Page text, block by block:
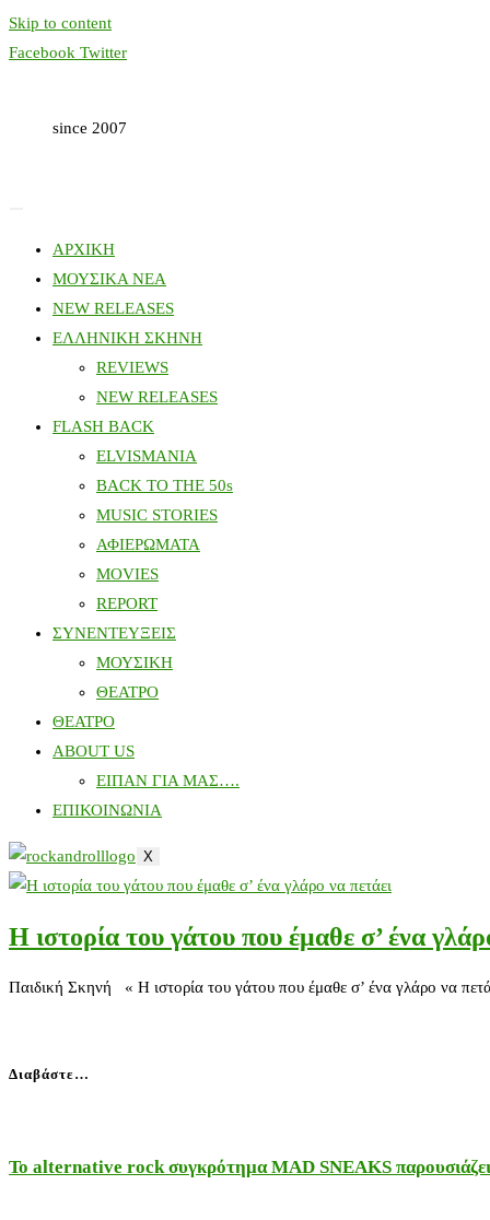
Skip to content
Facebook Twitter
since 2007
ΑΡΧΙΚΗ
ΜΟΥΣΙΚΑ ΝΕΑ
NEW RELEASES
ΕΛΛΗΝΙΚΗ ΣΚΗΝΗ
REVIEWS
NEW RELEASES
FLASH BACK
ELVISMANIA
BACK TO THE 50s
MUSIC STORIES
ΑΦΙΕΡΩΜΑΤΑ
MOVIES
REPORT
ΣΥΝΕΝΤΕΥΞΕΙΣ
ΜΟΥΣΙΚΗ
ΘΕΑΤΡΟ
ΘΕΑΤΡΟ
ABOUT US
ΕΙΠΑΝ ΓΙΑ ΜΑΣ….
ΕΠΙΚΟΙΝΩΝΙΑ
X
Η ιστορία του γάτου που έμαθε σ’ ένα
Παιδική Σκηνή « Η ιστορία του γάτου που έμαθε σ’ ένα γλάρο να
Διαβάστε…
Το alternative rock συγκρότημα MAD SNEAKS